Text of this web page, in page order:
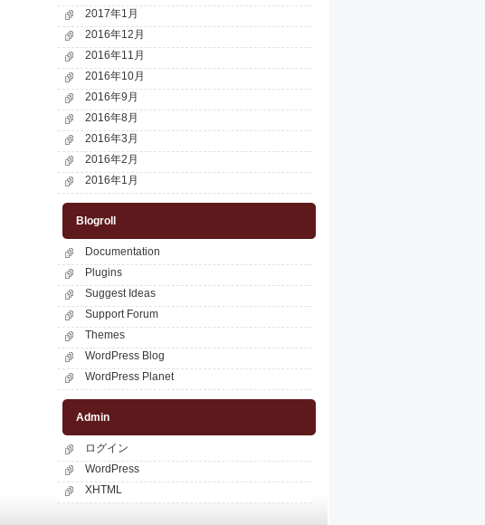
2017年1月
2016年12月
2016年11月
2016年10月
2016年9月
2016年8月
2016年3月
2016年2月
2016年1月
Blogroll
Documentation
Plugins
Suggest Ideas
Support Forum
Themes
WordPress Blog
WordPress Planet
Admin
ログイン
WordPress
XHTML